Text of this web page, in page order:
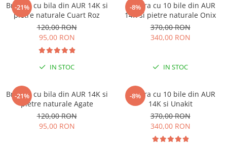
BRĂȚĂRI DE PICIOR
Brățări de picior din Aur
Brățări de picior din Argint
Coliere cu mărgele colorate și
Coliere cu pietre semiprețioase
-21%
Bratara cu bila din AUR 14K si
pietre naturale Cuart Roz
120,00 RON
95,00 RON
IN STOC
-8%
Bratara cu 10 bile din AUR
14K si pietre naturale Onix
370,00 RON
340,00 RON
IN STOC
-21%
Bratara cu bila din AUR 14K si
pietre naturale Agate
120,00 RON
95,00 RON
-8%
Bratara cu 10 bile din AUR
14K si Unakit
370,00 RON
340,00 RON